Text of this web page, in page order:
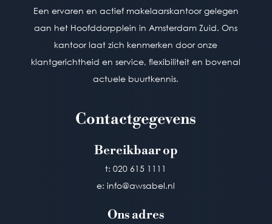
actuele buurtkennis.
BTW: NL863321987B01 | KvK:84700068
Privacy voorwaarden |Disclaimer
Consumentenvoorwaarden
Contactgegevens
Bereikbaar op
t: 020 615 1111
e: info@awsabel.nl
Ons adres
Een ervaren en actief makelaarskantoor gelegen
aan het Hoofddorpplein in Amsterdam Zuid. Ons
kantoor laat zich kenmerken door onze
klantgerichtheid en service, flexibiliteit en bovenal
actuele buurtkennis.
Contactgegevens
Bereikbaar op
t: 020 615 1111
e: info@awsabel.nl
Ons adres